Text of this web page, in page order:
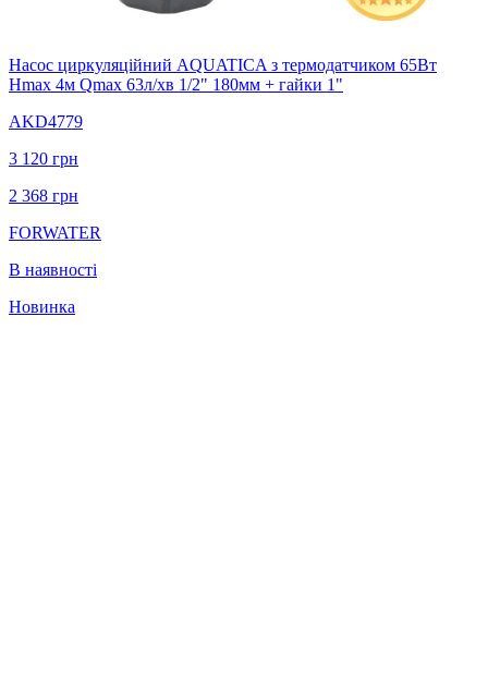
Насос циркуляційний AQUATICA з термодатчиком 65Вт
Hmax 4м Qmax 63л/хв 1/2" 180мм + гайки 1"
AKD4779
3 120 грн
2 368 грн
FORWATER
В наявності
Новинка